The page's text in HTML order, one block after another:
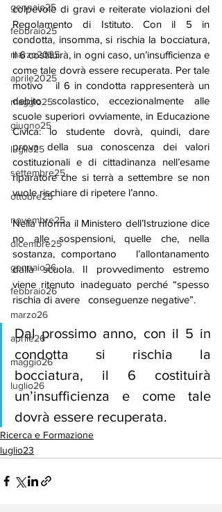
gennaio25
febbraio25
marzo2025
aprile2025
maggio25
giugno25
luglio25
settembre25
ottobre25
novembre25
dicembre25
gennaio26
febbraio26
marzo26
aprile26
maggio26
luglio26
colpevole di gravi e reiterate violazioni del
Regolamento di Istituto. Con il 5 in
condotta, insomma, si rischia la bocciatura,
il 6 costituirà, in ogni caso, un’insufficienza e
come tale dovrà essere recuperata. Per tale
motivo   il 6 in condotta rappresenterà un
debito scolastico, eccezionalmente alle
scuole superiori ovviamente, in Educazione
Civica: lo studente dovrà, quindi, dare
prova della sua conoscenza dei valori
costituzionali e di cittadinanza nell’esame
riparatore che si terrà a settembre se non
vuole rischiare di ripetere l’anno.
Nella riforma il Ministero dell’Istruzione dice
no alle sospensioni, quelle che, nella
sostanza, comportano   l’allontanamento
dalla scuola. Il provvedimento estremo
viene ritenuto inadeguato perché “spesso
rischia di avere   conseguenze negative”.
Dal prossimo anno, con il 5 in
condotta si rischia la
bocciatura, il 6 costituirà
un’insufficienza e come tale
dovrà essere recuperata.
Ricerca e Formazione
luglio23